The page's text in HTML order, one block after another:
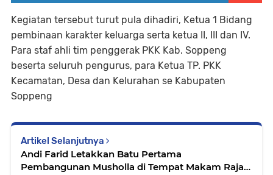
Kegiatan tersebut turut pula dihadiri, Ketua 1 Bidang
pembinaan karakter keluarga serta ketua II, III dan IV.
Para staf ahli tim penggerak PKK Kab. Soppeng
beserta seluruh pengurus, para Ketua TP. PKK
Kecamatan, Desa dan Kelurahan se Kabupaten
Soppeng
Artikel Selanjutnya
Andi Farid Letakkan Batu Pertama
Pembangunan Musholla di Tempat Makam Raja